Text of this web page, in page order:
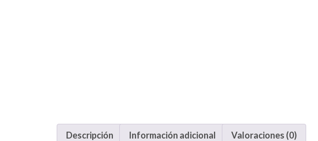
Descripción Información adicional Valoraciones (0)